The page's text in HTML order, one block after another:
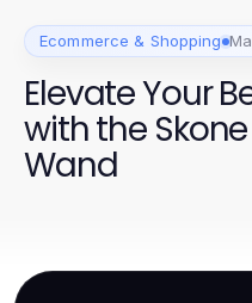
Ecommerce & Shopping
Elevate Your
with the
Wand